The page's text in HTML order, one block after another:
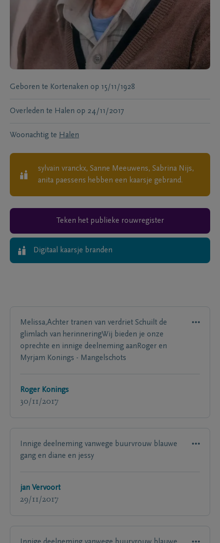
Geboren te Kortenaken op 15/11/1928
Overleden te Halen op 24/11/2017
Woonachtig te Halen
sylvain vranckx, Sanne Meeuwens, Sabrina Nijs,
anita paessens hebben een kaarsje gebrand.
Teken het publieke rouwregister
Digitaal kaarsje branden
Melissa,Achter tranen van verdriet Schuilt de
glimlach van herinneringWij bieden je onze
oprechte en innige deelneming aanRoger en
Myrjam Konings - Mangelschots
Roger Konings
30/11/2017
Innige deelneming vanwege buurvrouw blauwe
gang en diane en jessy
jan Vervoort
29/11/2017